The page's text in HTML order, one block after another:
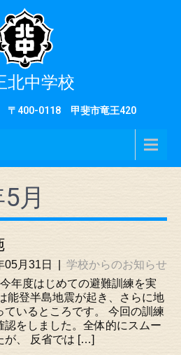
北中学校
〒400-0118 甲斐市竜王420
月
05月31日
学校からのお知らせ
年度はじめての避難訓練を実
能登半島地震が起き、さらに地
ているところです。 今回の訓練
認をしました。全体的にスムー
が、 反省では […]